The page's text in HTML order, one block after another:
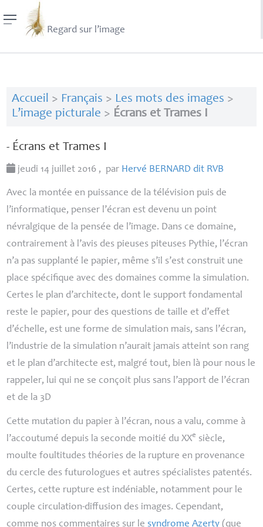
Regard sur l’image
Accueil > Français > Les mots des images >
L’image picturale > Écrans et Trames I
- Écrans et Trames I
jeudi 14 juillet 2016 , par Hervé BERNARD dit RVB
Avec la montée en puissance de la télévision puis de
l’informatique, penser l’écran est devenu un point
névralgique de la pensée de l’image. Dans ce domaine,
contrairement à l’avis des pieuses piteuses Pythie, l’écran
n’a pas supplanté le papier, même s’il s’est construit une
place spécifique avec des domaines comme la simulation.
Certes le plan d’architecte, dont le support fondamental
reste le papier, pour des questions de taille et d’effet
d’échelle, est une forme de simulation mais, sans l’écran,
l’industrie de la simulation n’aurait jamais atteint son rang
et le plan d’architecte est, malgré tout, bien là pour nous le
rappeler, lui qui ne se conçoit plus sans l’apport de l’écran
et de la 3D
Cette mutation du papier à l’écran, nous a valu, comme à
l’accoutumé depuis la seconde moitié duXXe siècle,
moulte foultitudes théories de la rupture en provenance
du cercle des futurologues et autres spécialistes patentés.
Certes, cette rupture est indéniable, notamment pour le
couple circulation-diffusion des images. Cependant,
comme nos commentaires sur lesyndrome Azerty (que